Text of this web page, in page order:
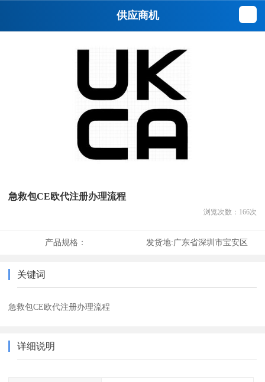
供应商机
急救包CE欧代注册办理流程
浏览次数： 166次
产品规格： 发货地:广东省深圳市宝安区
关键词
急救包CE欧代注册办理流程
详细说明